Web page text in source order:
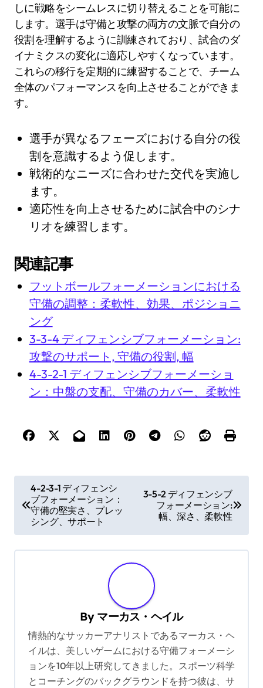
しに戦略をシームレスに切り替えることを可能に
します。選手は守備と攻撃の両方の文脈で自分の
役割を理解するように訓練されており、試合のダ
イナミクスの変化に適応しやすくなっています。
これらの移行を定期的に練習することで、チーム
全体のパフォーマンスを向上させることができま
す。
選手が異なるフェーズにおける自分の役
割を意識するよう促します。
戦術的なニーズに合わせた交代を実施し
ます。
適応性を向上させるために試合中のシナ
リオを練習します。
関連記事
フットボールフォーメーションにおける
守備の調整：柔軟性、効果、ポジショニ
ング
3-3-4 ディフェンシブフォーメーション:
攻撃のサポート, 守備の役割, 幅
4-3-2-1 ディフェンシブフォーメーショ
ン：中盤の支配、守備のカバー、柔軟性
o
4-2-3-1 ディフェンシ
ブフォーメーション：
守備の堅実さ、プレッ
シング、サポート
3-5-2 ディフェンシブ
フォーメーション:
幅、深さ、柔軟性
By マーカス・ヘイル
情熱的なサッカーアナリストであるマーカス・ヘ
イルは、美しいゲームにおける守備フォーメーシ
ョンを10年以上研究してきました。スポーツ科学
とコーチングのバックグラウンドを持つ彼は、サ